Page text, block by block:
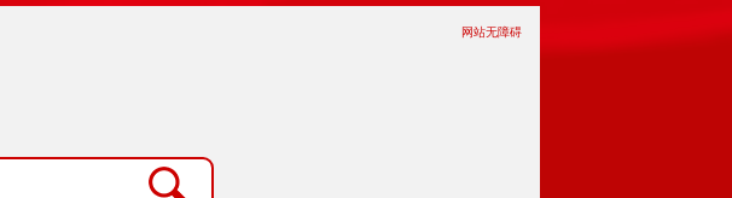
网站无障碍